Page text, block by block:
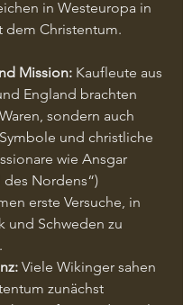
in Westeuropa in
dem Christentum.
Mission: Kaufleute aus
England brachten
sondern auch
und christliche
wie Ansgar
des Nordens“)
erste Versuche, in
und Schweden zu
Viele Wikinger sahen
zunächst